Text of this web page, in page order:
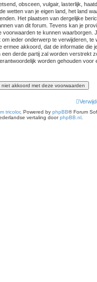
obsceen, vulgair, lasterlijk,
wetten van je eigen land, het land
Het plaatsen van dergelijke
van dit forum. Tevens kan je
voorwaarden te kunnen waarborgen.
ieder onderwerp te verwijderen, te
ermee akkoord, dat de informatie die
derde partij zal worden verstrekt
worden gehouden voor
tricolor, Powered by phpBB® Forum
vertaling doorphpBB.nl.